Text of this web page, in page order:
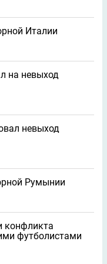
Италии
на невыход
невыход
Румынии
конфликта
футболистами